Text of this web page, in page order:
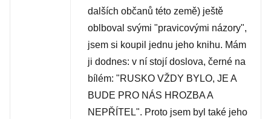
dalších občanů této země) ještě
oblboval svými "pravicovými názory",
jsem si koupil jednu jeho knihu. Mám
ji dodnes: v ní stojí doslova, černé na
bílém: "RUSKO VŽDY BYLO, JE A
BUDE PRO NÁS HROZBA A
NEPŘÍTEL". Proto jsem byl také jeho